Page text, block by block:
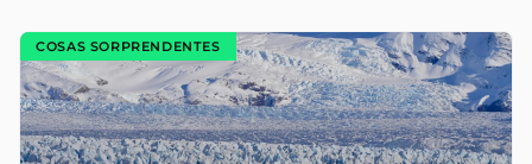
COSAS SORPRENDENTES